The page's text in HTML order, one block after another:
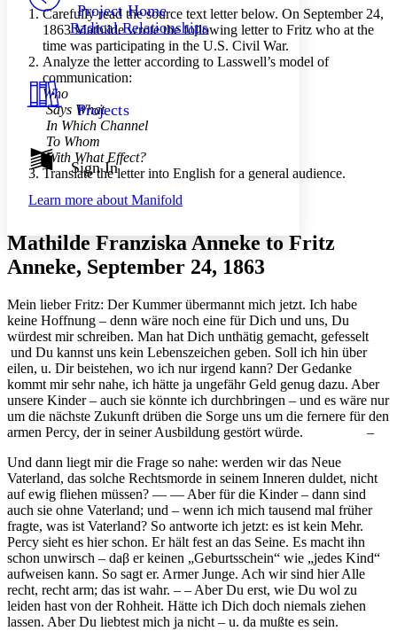
Your highlights
Show all
Show all Hide all
Decrease font size Increase font size
Color Scheme
Dark
Annotation contrast
abc High
Margins
Increase text margins Decrease text margins
Reset to Defaults
Project Home
Radical Relationships
Projects
Sign In
Learn more about Manifold
Carefully read the source text letter below. On September 24,
1863 Mathilde wrote the following letter to Fritz who at the
time was participating in the U.S. Civil War.
Analyze the letter according to Lasswell’s model of
communication:
Who
Says What
In Which Channel
To Whom
With What Effect?
Translate the letter into English for a general audience.
Mathilde Franziska Anneke to Fritz
Anneke, September 24, 1863
Mein lieber Fritz: Der Kummer übermannt mich jetzt. Ich habe
keine Hoffnung – denn wäre noch eine für Dich und uns, Du
würdest mir schreiben. Man hat Dich unthätig gemacht, gefesselt
und Du kannst uns kein Lebenszeichen geben. Soll ich hin über
eilen, u. Dir beistehen, wo ich nur irgend kann? Der Gedanke
kommt mir sehr nahe, ich hätte ja ungefähr Geld genug dazu. Aber
unsere Kinder – auch sie könnte ich durchbringen – und es wäre nur
um die nächste Zukunft drüben die Sorge uns um die fernere für den
armen Percy, der in seiner Ausbildung gestört würde. –
Und dann liegt mir die Frage so nahe: werden wir das Neue
Vaterland, das solche Rechtsmorde in seinem Inneren duldet, nicht
auf ewig fliehen müssen? — — Aber für die Kinder – dann sind
auch sie ohne Vaterland; und – wenn ich mich tausend mal früher
fragte, was ist Vaterland? So antworte ich jetzt: es ist kein Mehr.
Percy sieht es hier schon. Er hält fest an das Seine. Es macht ihn
schon unwirsch – daβ er keinen „Geburtsschein“ wie „jedes Kind“
aufweisen kann. So sagt er. Armer Junge. Ach wir sind hier Alle
recht, recht arm; das ist wahr. – – Aber Du erst, wie Du wol zu
leiden hast von der Rohheit. Hätte ich Dich doch niemals ziehen
lassen. Aber Du liebtest mich ja nicht – u. da mußte es sein.